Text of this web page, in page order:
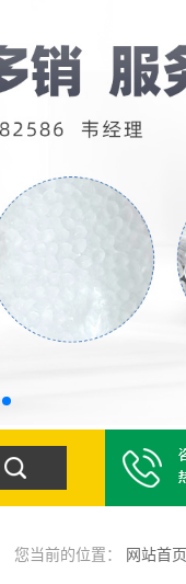
您当前的位置： 网站首页